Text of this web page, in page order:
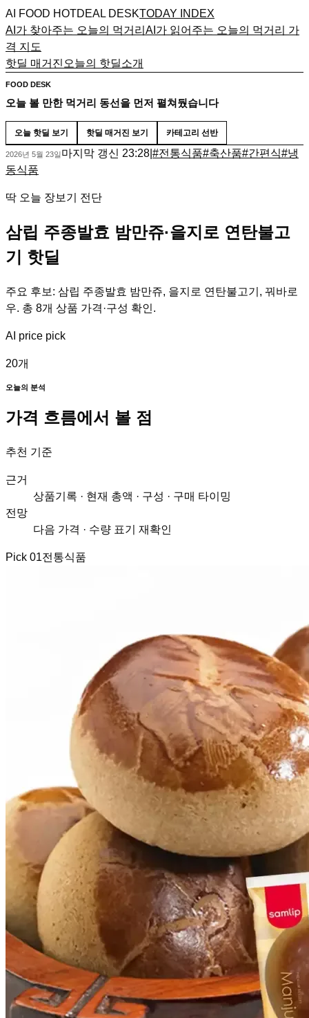
AI FOOD HOTDEAL DESKTODAY INDEX
AI가 찾아주는 오늘의 먹거리 AI가 읽어주는 오늘의 먹거리 가
격 지도
핫딜 매거진 오늘의 핫딜소개
FOOD DESK
오늘 볼 만한 먹거리 동선을 먼저 펼쳐뒀습니다
오늘 핫딜 보기 핫딜 매거진 보기 카테고리 선반
2026년 5월 23일 마지막 갱신 23:28 #전통식품#축산품#간편식#냉
동식품
딱 오늘 장보기 전단
삼립 주종발효 밤만쥬·을지로 연탄불고
기 핫딜
주요 후보: 삼립 주종발효 밤만쥬, 을지로 연탄불고기, 꿔바로
우. 총 8개 상품 가격·구성 확인.
AI price pick
20개
오늘의 분석
가격 흐름에서 볼 점
추천 기준
근거
상품기록 · 현재 총액 · 구성 · 구매 타이밍
전망
다음 가격 · 수량 표기 재확인
Pick 01전통식품